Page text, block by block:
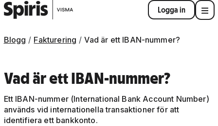
Logga in
Blogg Fakturering Vad är ett IBAN-nummer?
Vad är ett IBAN-nummer?
Ett IBAN-nummer (International Bank Account Number)
används vid internationella transaktioner för att
identifiera ett bankkonto.